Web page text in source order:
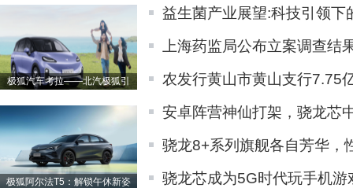
极狐汽车考拉——北汽极狐引
极狐阿尔法T5：解锁午休新姿
益生菌产业展望:科技引领下
上海药监局公布立案调查结
农发行黄山市黄山支行7.75
安卓阵营神仙打架，骁龙芯
骁龙8+系列旗舰各自芳华，
骁龙芯成为5G时代玩手机游